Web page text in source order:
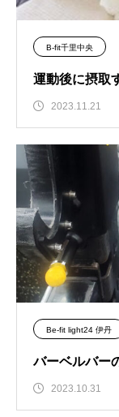
B-fit千里中央
運動後に摂取
2023.11.21
Be-fit light24 伊丹
バーベルバー
2023.10.31